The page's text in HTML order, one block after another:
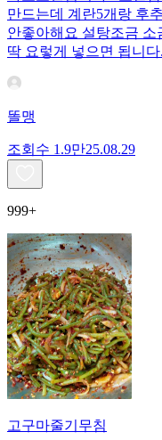
만드는데 계란5개랑 후
안좋아해요 설탕조금
딱 요렇게 넣으면 됩니다.
똘맹
조회수 1.9만25.08.29
999+
고구마줄기무침